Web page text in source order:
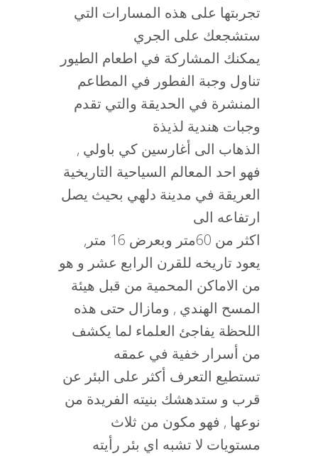
تجربتها على هذه المسارات التي
ستشجعك على الجري
يمكنك المشاركة في اطعام الطيور
تناول وجبة الفطور في المطاعم
المنشرة في الحديقة والتي تقدم
وجبات هندية لذيذة
الذهاب الى أغارسين كي باولي ,
فهو احد المعالم السياحية التاريخية
العريقة في مدينة دلهي بحيث يصل
ارتفاعه الى
اكثر من 60متر وبعرض 16 متر,
يعود تاريخه للقرن الرابع عشر و هو
من الاماكن المحمية من قبل هيئة
المسح الهندي , ومازال حتى هذه
اللحظة يفاجئ العلماء لما يكشف
من أسرار خفية في عمقه
تستطيع التعرف أكثر على البئر عن
قرب و ستدهشك بنيته الفريدة من
نوعها , فهو مكون من ثلاث
مستويات لا تشبه اي بئر رأيته